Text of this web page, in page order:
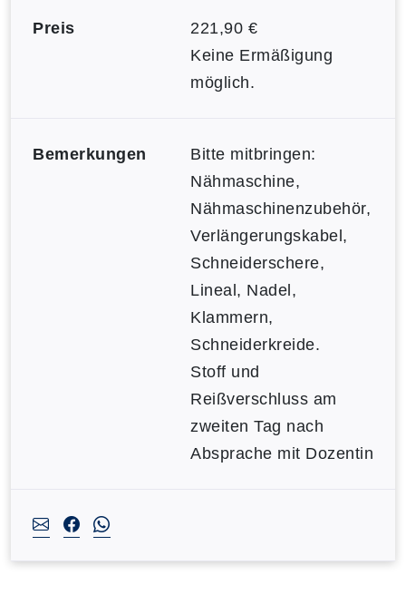
Preis
221,90 €
Keine Ermäßigung
möglich.
Bemerkungen
Bitte mitbringen:
Nähmaschine,
Nähmaschinenzubehör,
Verlängerungskabel,
Schneiderschere,
Lineal, Nadel,
Klammern,
Schneiderkreide.
Stoff und
Reißverschluss am
zweiten Tag nach
Absprache mit Dozentin